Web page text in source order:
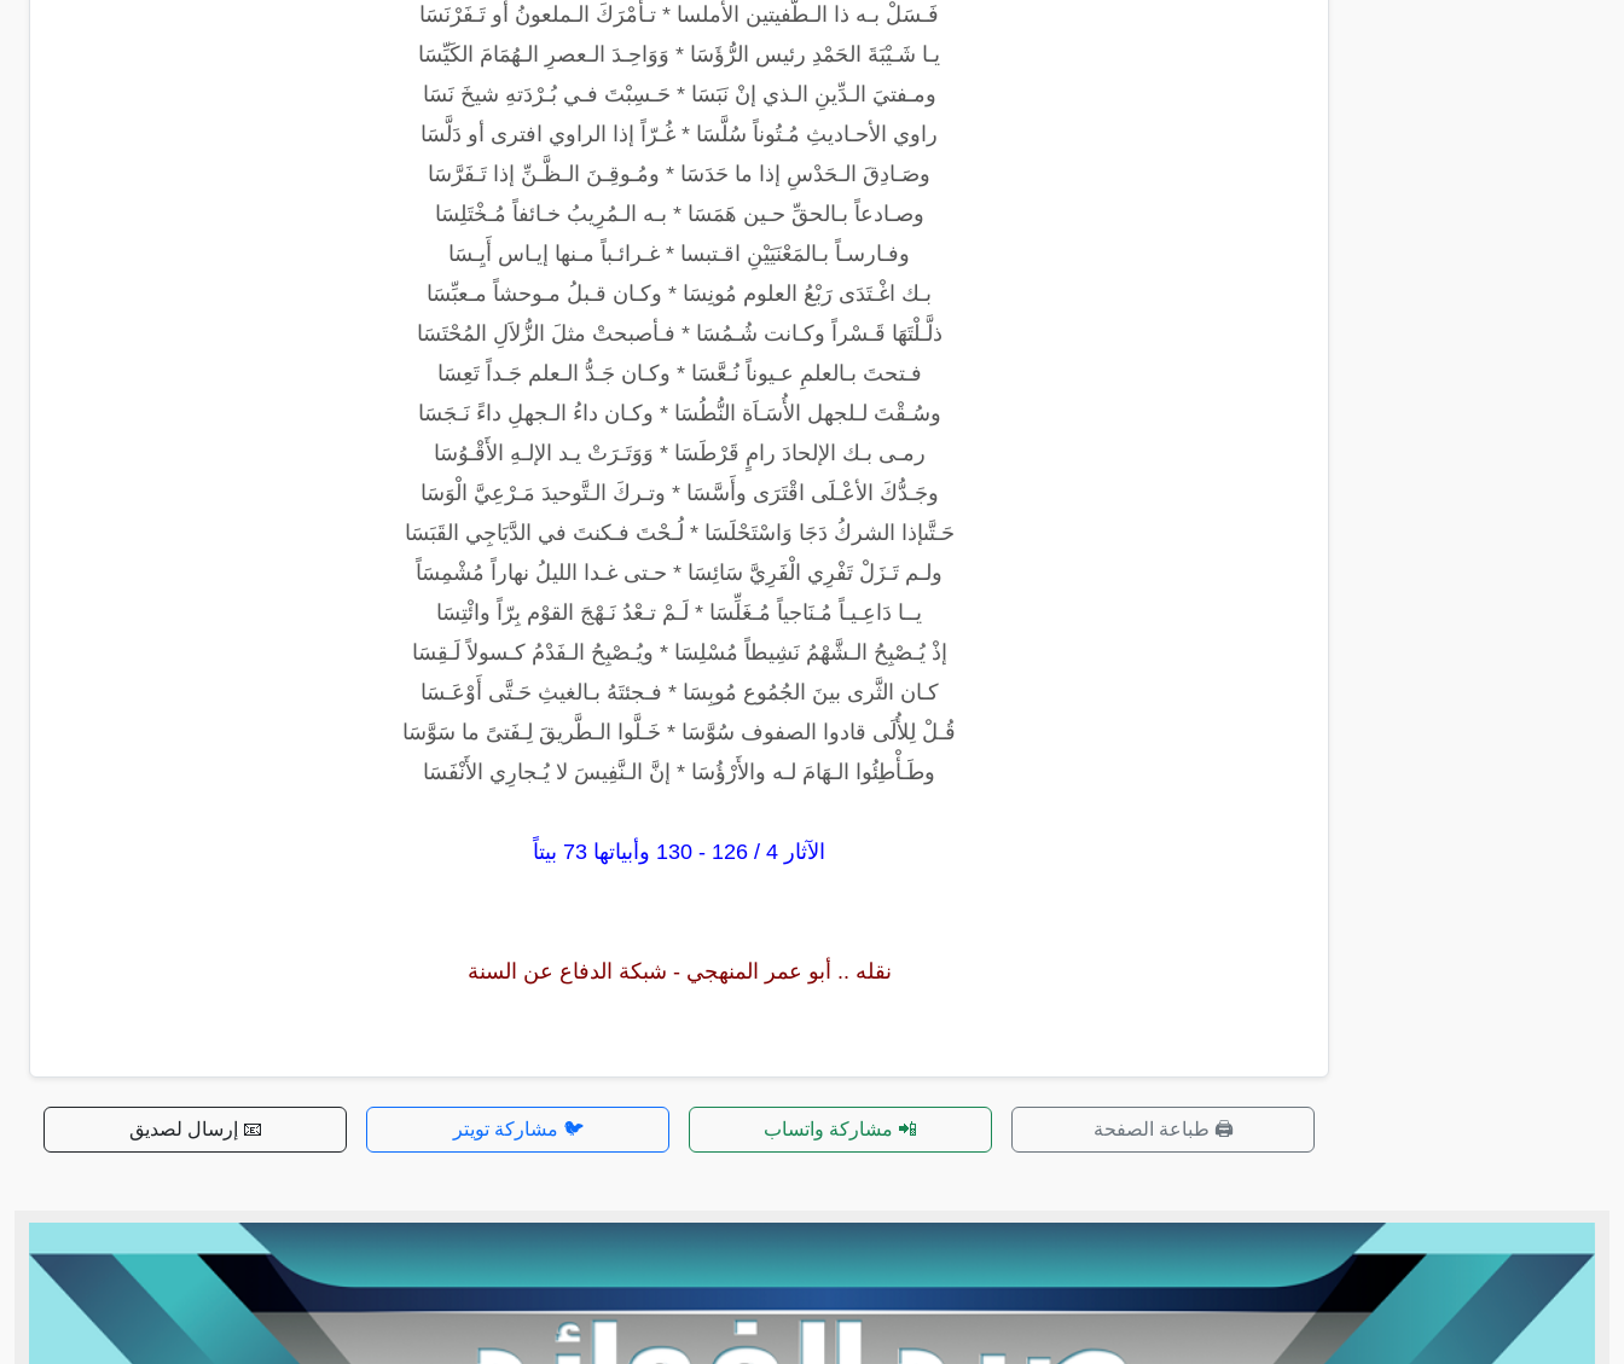
فَـسَلْ بـه ذا الـطُّفيتين الأملسا * تـأَمْرَكَ الـملعونُ أو تَـفَرْنَسَا
يـا شَـيْبَةَ الحَمْدِ رئيس الرُّؤَسَا * وَوَاحِـدَ الـعصرِ الـهُمَامَ الكَيِّسَا
ومـفتيَ الـدِّينِ الـذي إنْ نَبَسَا * حَـسِبْتَ فـي بُـرْدَتهِ شيخَ نَسَا
راوي الأحـاديثِ مُـتُوناً سُلَّسَا * غُـرّاً إذا الراوي افترى أو دَلَّسَا
وصَـادِقَ الـحَدْسِ إذا ما حَدَسَا * ومُـوقِـنَ الـظَّـنِّ إذا تَـفَرَّسَا
وصـادعاً بـالحقِّ حـين هَمَسَا * بـه الـمُرِيبُ خـائفاً مُـخْتَلِسَا
وفـارسـاً بـالمَعْنَيَيْنِ اقـتبسا * غـرائـباً مـنها إيـاس أَيِـسَا
بـك اغْـتَدَى رَبْعُ العلوم مُونِسَا * وكـان قـبلُ مـوحشاً مـعبِّسَا
ذلَّـلْتَهَا قَـسْراً وكـانت شُـمُسَا * فـأصبحتْ مثلَ الزُّلاَلِ المُحْتَسَا
فـتحتَ بـالعلمِ عـيوناً نُـعَّسَا * وكـان جَـدُّ الـعلم جَـداً تَعِسَا
وسُـقْتَ لـلجهل الأُسَـاَة النُّطُسَا * وكـان داءُ الـجهلِ داءً نَـجَسَا
رمـى بـك الإلحادَ رامٍ قَرْطَسَا * وَوَتَـرَتْ يـد الإلـهِ الأَقْـوُسَا
وجَـدُّكَ الأعْـلَى اقْتَرَى وأَسَّسَا * وتـركَ الـتَّوحيدَ مَـرْعِيَّ الْوَسَا
حَـتَّىإذا الشركُ دَجَا وَاسْتَحْلَسَا * لُـحْتَ فـكنتَ في الدَّيَاجِي القَبَسَا
ولـم تَـزَلْ تَفْرِي الْفَرِيَّ سَائِسَا * حـتى غـدا الليلُ نهاراً مُشْمِسَاً
يــا دَاعِـيـاً مُـنَاجياً مُـغَلِّسَا * لَـمْ تـعْدُ نَـهْجَ القوْم بِرّاً وائْتِسَا
إذْ يُـصْبِحُ الـشَّهْمُ نَشِيطاً مُسْلِسَا * ويُـصْبِحُ الـفَدْمُ كـسولاً لَـقِسَا
كـان الثَّرى بينَ الجُمُوع مُوبِسَا * فـجئتَهُ بـالغيثِ حَـتَّى أَوْعَـسَا
قُـلْ لِلأُلَى قادوا الصفوف سُوَّسَا * خَـلَّوا الـطَّريقَ لِـفَتىً ما سَوَّسَا
وطَـأْطِئُوا الـهَامَ لـه والأَرْؤُسَا * إنَّ الـنَّفِيسَ لا يُـجارِي الأَنْفَسَا
الآثار 4 / 126 - 130 وأبياتها 73 بيتاً
نقله .. أبو عمر المنهجي - شبكة الدفاع عن السنة
🖨️ طباعة الصفحة 📲 مشاركة واتساب 🐦 مشاركة تويتر 📧 إرسال لصديق